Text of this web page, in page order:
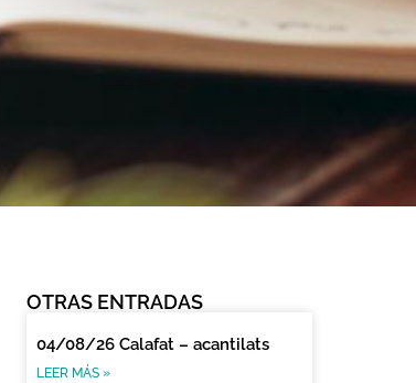
OTRAS ENTRADAS
04/08/26 Calafat – acantilats
LEER MÁS »